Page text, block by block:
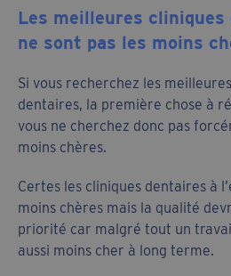
Les meilleures cliniques
ne sont pas les moins
Si vous recherchez les
dentaires, la première chose à
vous ne cherchez donc pas
moins chères.
Certes les cliniques dentaires à
moins chères mais la qualité
priorité car malgré tout un
aussi moins cher à long terme.